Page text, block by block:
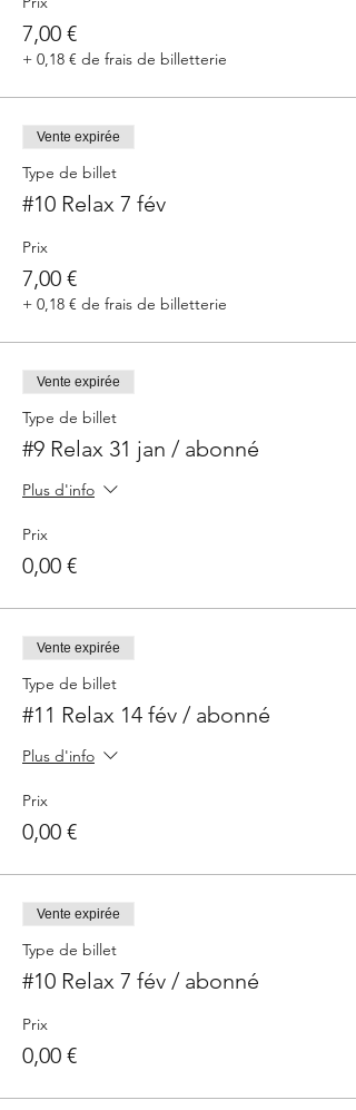
7,00 €
+ 0,18 € de frais de billetterie
Vente expirée
Type de billet
#10 Relax 7 fév
Prix
7,00 €
+ 0,18 € de frais de billetterie
Vente expirée
Type de billet
#9 Relax 31 jan / abonné
Plus d'info
Prix
0,00 €
Vente expirée
Type de billet
#11 Relax 14 fév / abonné
Plus d'info
Prix
0,00 €
Vente expirée
Type de billet
#10 Relax 7 fév / abonné
Prix
0,00 €